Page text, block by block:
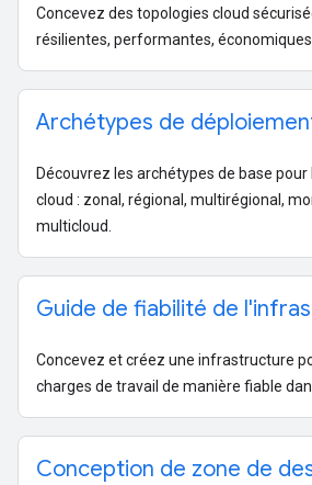
Concevez des topologies cloud
résilientes, performantes, économiques
Archétypes de
Découvrez les archétypes de base
cloud : zonal, régional, multirégional,
multicloud.
Guide de fiabilité de
Concevez et créez une infrastructure
charges de travail de manière fiable
Conception de zone de